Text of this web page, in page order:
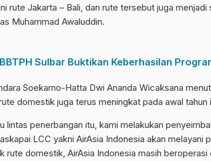
rute Jakarta – Bali, dan rute tersebut juga menjadi
Muhammad Awaluddin.
Sulbar Buktikan Keberhasilan
Soekarno-Hatta Dwi Ananda Wicaksana
domestik juga terus meningkat pada awal tahun
lintas penerbangan itu, kami melakukan
LCC yakni AirAsia Indonesia akan melayani
rute domestik, AirAsia Indonesia masih beroperasi